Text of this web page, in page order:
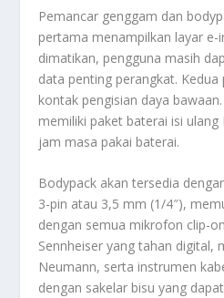
Pemancar genggam dan
pertama menampilkan layar e-
dimatikan, pengguna masih
data penting perangkat.
kontak pengisian daya
memiliki paket baterai isi ulang
jam masa pakai baterai.
Bodypack akan tersedia
3-pin atau 3,5 mm (1/4″),
dengan semua mikrofon clip-
Sennheiser yang tahan digital,
Neumann, serta instrumen
dengan sakelar bisu yang